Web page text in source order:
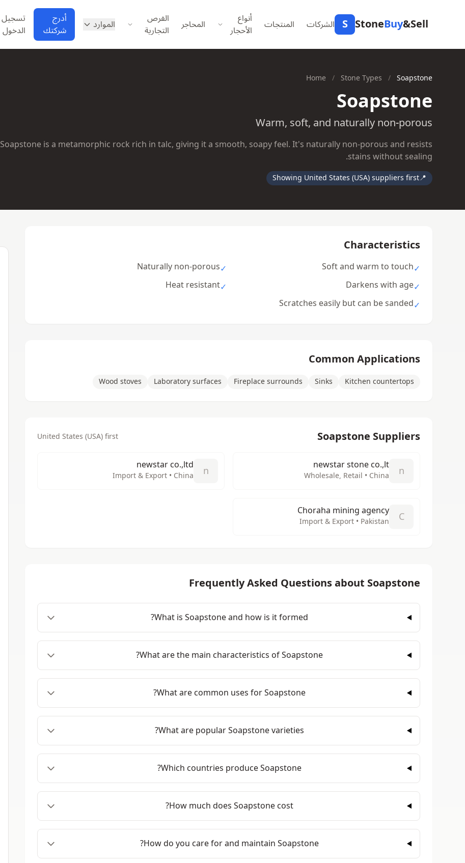
S StoneBuy&Sell الشركات المنتجات أنواع
الأحجار المحاجر الفرص
التجارية الموارد تسجيل
الدخول
أدرج
شركتك
Home / Stone Types / Soapstone
Soapstone
Warm, soft, and naturally non-porous
Soapstone is a metamorphic rock rich in talc, giving it a smooth, soapy feel. It's naturally non-porous and resists
stains without sealing.
📍
Showing United States (USA) suppliers first
Characteristics
✓
Soft and warm to touch
✓
Naturally non-porous
✓
Darkens with age
✓
Heat resistant
✓
Scratches easily but can be sanded
Common Applications
Kitchen countertops
Sinks
Fireplace surrounds
Laboratory surfaces
Wood stoves
Soapstone Suppliers
United States (USA) first
n
newstar stone co.,lt
Wholesale, Retail • China
n
newstar co.,ltd
Import & Export • China
C
Choraha mining agency
Import & Export • Pakistan
Frequently Asked Questions about Soapstone
What is Soapstone and how is it formed?
What are the main characteristics of Soapstone?
What are common uses for Soapstone?
What are popular Soapstone varieties?
Which countries produce Soapstone?
How much does Soapstone cost?
How do you care for and maintain Soapstone?